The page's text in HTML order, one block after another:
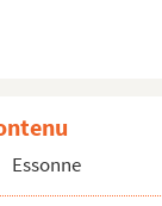
Essonne